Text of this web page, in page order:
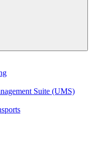
Suite (UMS)